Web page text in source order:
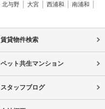
北与野 大宮 西浦和
南浦和
賃貸物件検索
ペット共生マンション
スタッフブログ